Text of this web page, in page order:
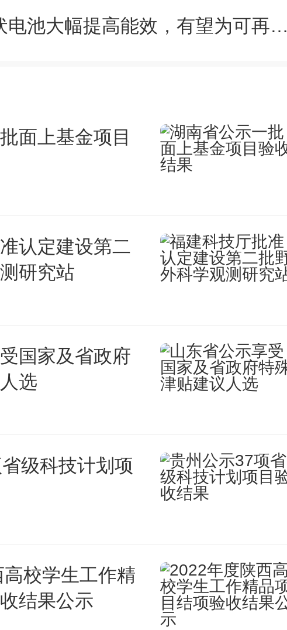
机模拟来探索不同情况下墨水的特
是由于其具有非常大的散射效
发和完善，研究人员期待着他们
，如果使用基于纳米球的墨水，
降低到原来的10%以下。
半球形光伏电池大幅提高能效，有望为可再生能源技术开辟新应用领域
面上基金项目
认定建设第二
研究站
国家及省政府
选
级科技计划项
校学生工作精
结果公示